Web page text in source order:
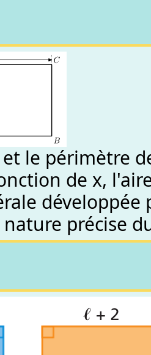
le périmètre
de x,
développée
précise